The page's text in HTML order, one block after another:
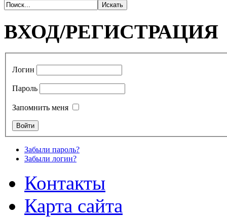
ВХОД/РЕГИСТРАЦИЯ
Логин
Пароль
Запомнить меня
Забыли пароль?
Забыли логин?
Контакты
Карта сайта